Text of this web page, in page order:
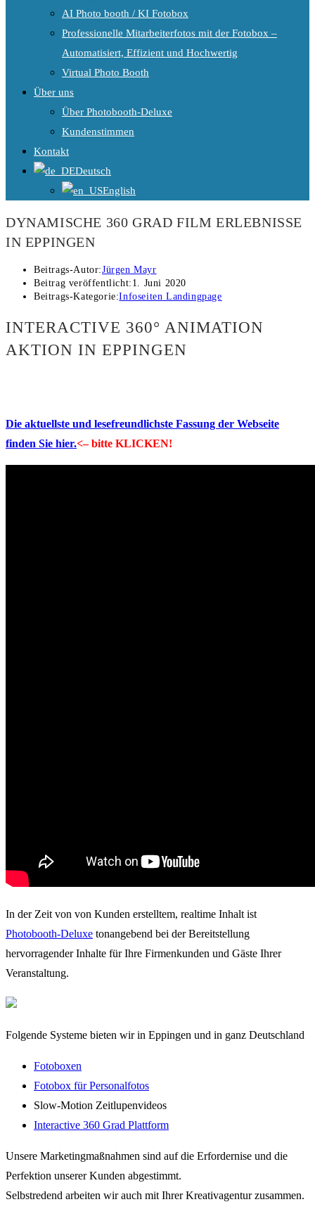
AI Photo booth / KI Fotobox
Professionelle Mitarbeiterfotos mit der Fotobox –
Automatisiert, Effizient und Hochwertig
Virtual Photo Booth
Über uns
Über Photobooth-Deluxe
Kundenstimmen
Kontakt
Deutsch
English
DYNAMISCHE 360 GRAD FILM ERLEBNISSE
IN EPPINGEN
Beitrags-Autor:Jürgen Mayr
Beitrag veröffentlicht: 1. Juni 2020
Beitrags-Kategorie:Infoseiten Landingpage
INTERACTIVE 360° ANIMATION
AKTION IN EPPINGEN
Die aktuellste und lesefreundlichste Fassung der Webseite
finden Sie hier.<– bitte KLICKEN!
In der Zeit von von Kunden erstelltem, realtime Inhalt ist
Photobooth-Deluxe tonangebend bei der Bereitstellung
hervorragender Inhalte für Ihre Firmenkunden und Gäste Ihrer
Veranstaltung.
Folgende Systeme bieten wir in Eppingen und in ganz Deutschland
Fotoboxen
Fotobox für Personalfotos
Slow-Motion Zeitlupenvideos
Interactive 360 Grad Plattform
Unsere Marketingmaßnahmen sind auf die Erfordernise und die
Perfektion unserer Kunden abgestimmt.
Selbstredend arbeiten wir auch mit Ihrer Kreativagentur zusammen.